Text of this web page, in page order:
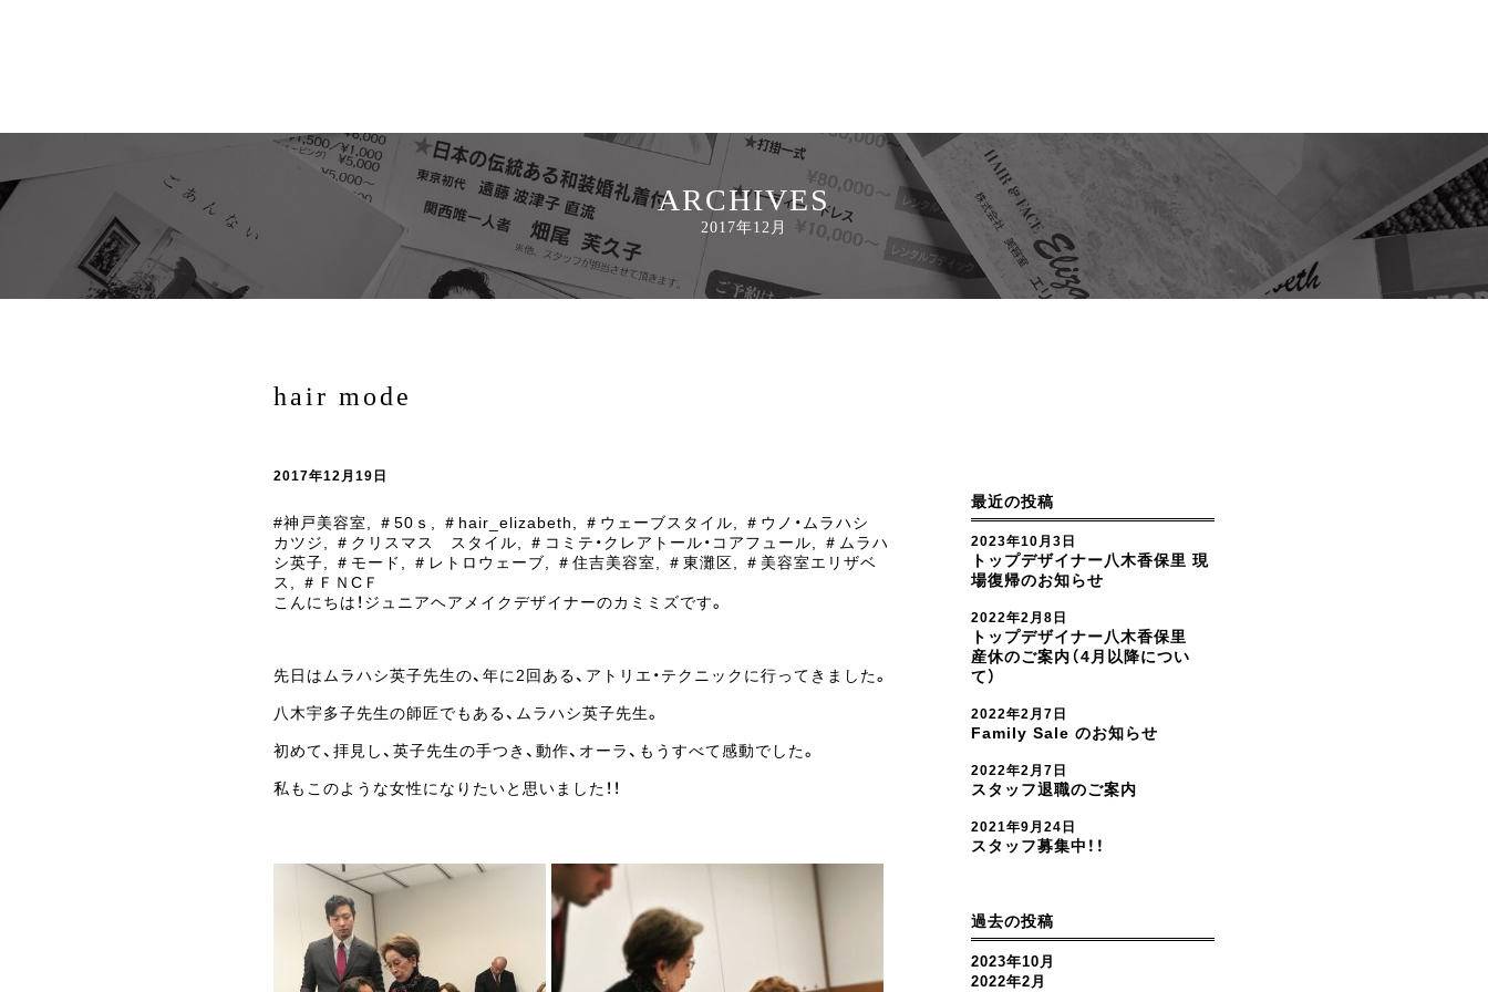
ARCHIVES
2017年12月
hair mode
2017年12月19日
#神戸美容室 ＃50ｓ ＃hair_elizabeth ＃ウェーブスタイル
＃ウノ・ムラハシ
カツジ
＃クリスマス スタイル ＃コミテ・クレアトール・コアフュール
＃ムラハ
シ英子
＃モード ＃レトロウェーブ ＃住吉美容室 ＃東灘区
＃美容室エリザベ
ス
＃ＦＮCＦ
こんにちは！ジュニアヘアメイクデザイナーのカミミズです。
先日はムラハシ英子先生の、年に2回ある、アトリエ・テクニックに行ってきました。
八木宇多子先生の師匠でもある、ムラハシ英子先生。
初めて、拝見し、英子先生の手つき、動作、オーラ、もうすべて感動でした。
私もこのような女性になりたいと思いました！！
最近の投稿
2023年10月3日
トップデザイナー八木香保里 現
場復帰のお知らせ
2022年2月8日
トップデザイナー八木香保里
産休のご案内（4月以降につい
て）
2022年2月7日
Family Sale のお知らせ
2022年2月7日
スタッフ退職のご案内
2021年9月24日
スタッフ募集中！！
過去の投稿
2023年10月
2022年2月